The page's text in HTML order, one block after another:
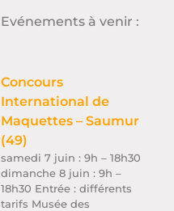
Evénements à venir :
Concours
International de
Maquettes – Saumur
(49)
samedi 7 juin : 9h – 18h30
dimanche 8 juin : 9h –
18h30 Entrée : différents
tarifs Musée des